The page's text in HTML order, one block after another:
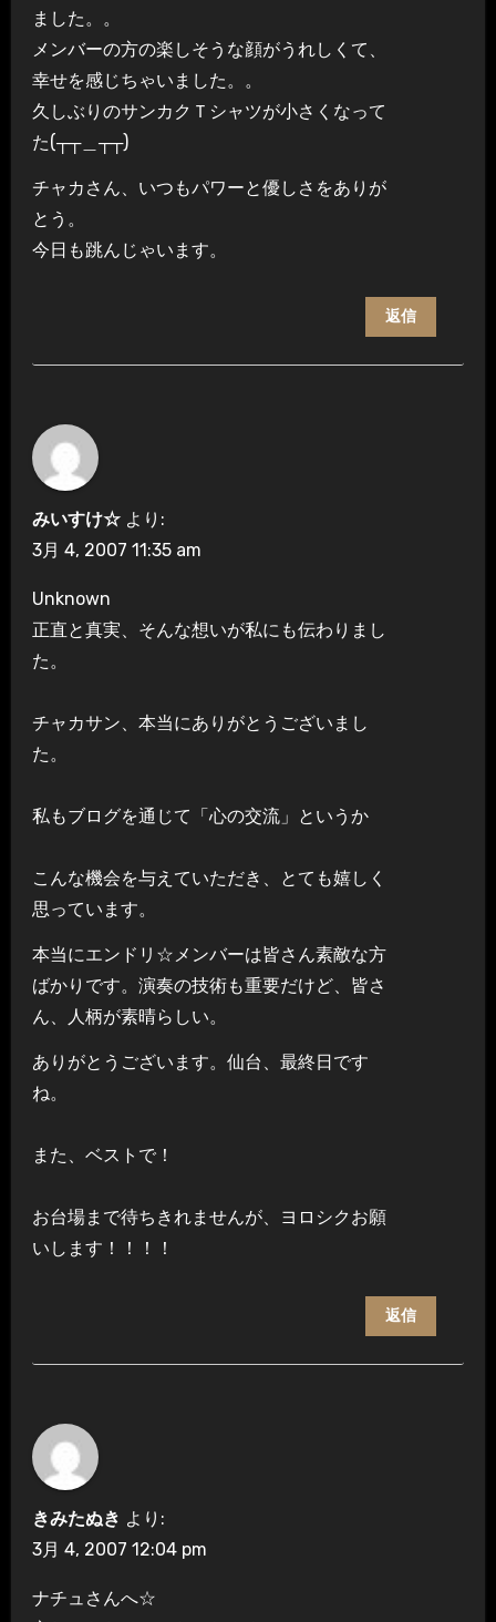
ました。。
メンバーの方の楽しそうな顔がうれしくて、
幸せを感じちゃいました。。
久しぶりのサンカクＴシャツが小さくなって
た(┬┬＿┬┬)
チャカさん、いつもパワーと優しさをありが
とう。
今日も跳んじゃいます。
返信
みいすけ☆ より:
3月 4, 2007 11:35 am
Unknown
正直と真実、そんな想いが私にも伝わりまし
た。
チャカサン、本当にありがとうございまし
た。
私もブログを通じて「心の交流」というか
こんな機会を与えていただき、とても嬉しく
思っています。
本当にエンドリ☆メンバーは皆さん素敵な方
ばかりです。演奏の技術も重要だけど、皆さ
ん、人柄が素晴らしい。
ありがとうございます。仙台、最終日です
ね。
また、ベストで！
お台場まで待ちきれませんが、ヨロシクお願
いします！！！！
返信
きみたぬき より:
3月 4, 2007 12:04 pm
ナチュさんへ☆